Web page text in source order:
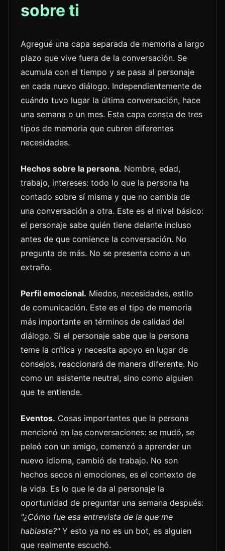
sobre ti
Agregué una capa separada de memoria a largo
plazo que vive fuera de la conversación. Se
acumula con el tiempo y se pasa al personaje
en cada nuevo diálogo. Independientemente de
cuándo tuvo lugar la última conversación, hace
una semana o un mes. Esta capa consta de tres
tipos de memoria que cubren diferentes
necesidades.
Hechos sobre la persona. Nombre, edad,
trabajo, intereses: todo lo que la persona ha
contado sobre sí misma y que no cambia de
una conversación a otra. Este es el nivel básico:
el personaje sabe quién tiene delante incluso
antes de que comience la conversación. No
pregunta de más. No se presenta como a un
extraño.
Perfil emocional. Miedos, necesidades, estilo
de comunicación. Este es el tipo de memoria
más importante en términos de calidad del
diálogo. Si el personaje sabe que la persona
teme la crítica y necesita apoyo en lugar de
consejos, reaccionará de manera diferente. No
como un asistente neutral, sino como alguien
que te entiende.
Eventos. Cosas importantes que la persona
mencionó en las conversaciones: se mudó, se
peleó con un amigo, comenzó a aprender un
nuevo idioma, cambió de trabajo. No son
hechos secos ni emociones, es el contexto de
la vida. Es lo que le da al personaje la
oportunidad de preguntar una semana después:
"¿Cómo fue esa entrevista de la que me
hablaste?"Y esto ya no es un bot, es alguien
que realmente escuchó.